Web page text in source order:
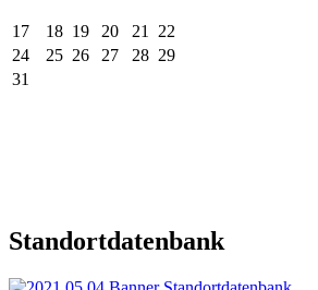
17 18 19 20 21 22
24
25 26 27 28 29
31
Standortdatenbank